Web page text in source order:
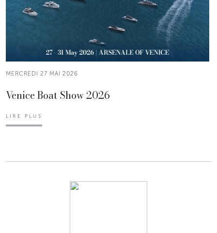
MERCREDI 27 MAI 2026
Venice Boat Show 2026
LIRE PLUS